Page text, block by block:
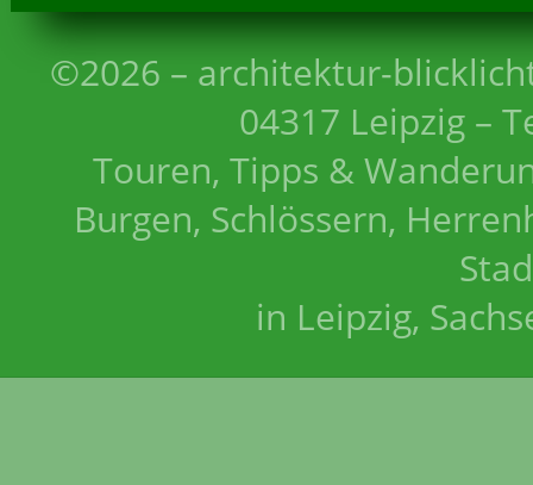
©2026 – architektur-
04317 Leipzig –
Touren, Tipps &
Burgen, Schlössern,
in Leipzig,